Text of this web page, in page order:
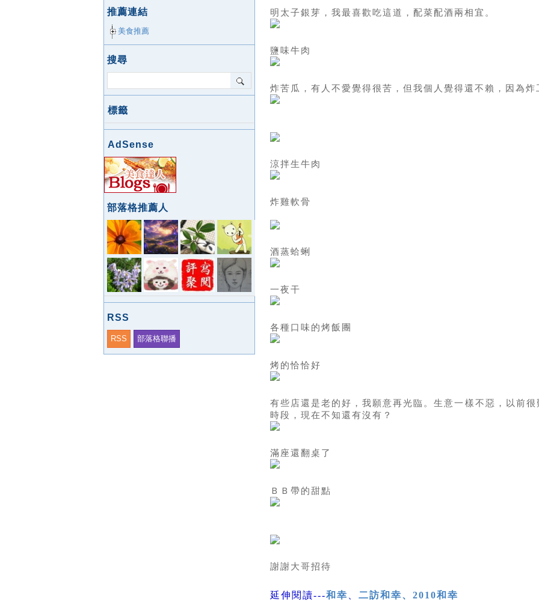
明太子銀芽，我最喜歡吃這道，配菜配酒兩相宜。
鹽味牛肉
炸苦瓜，有人不愛覺得很苦，但我個人覺得還不賴，因為炸
涼拌生牛肉
炸雞軟骨
酒蒸蛤蜊
一夜干
各種口味的烤飯團
烤的恰恰好
有些店還是老的好，我願意再光臨。生意一樣不惡，以前
時段，現在不知還有沒有？
滿座還翻桌了
ＢＢ帶的甜點
謝謝大哥招待
延伸閱讀---和幸 二訪和幸、 2010和幸
推薦連結
美食推薦
搜尋
標籤
AdSense
部落格推薦人
RSS
RSS 部落格聯播